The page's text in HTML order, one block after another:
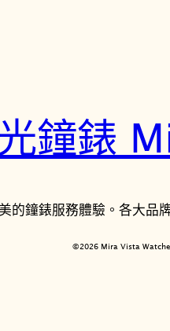
鐘錶
的鐘錶服務體驗。各大品
©2026 Mira Vista